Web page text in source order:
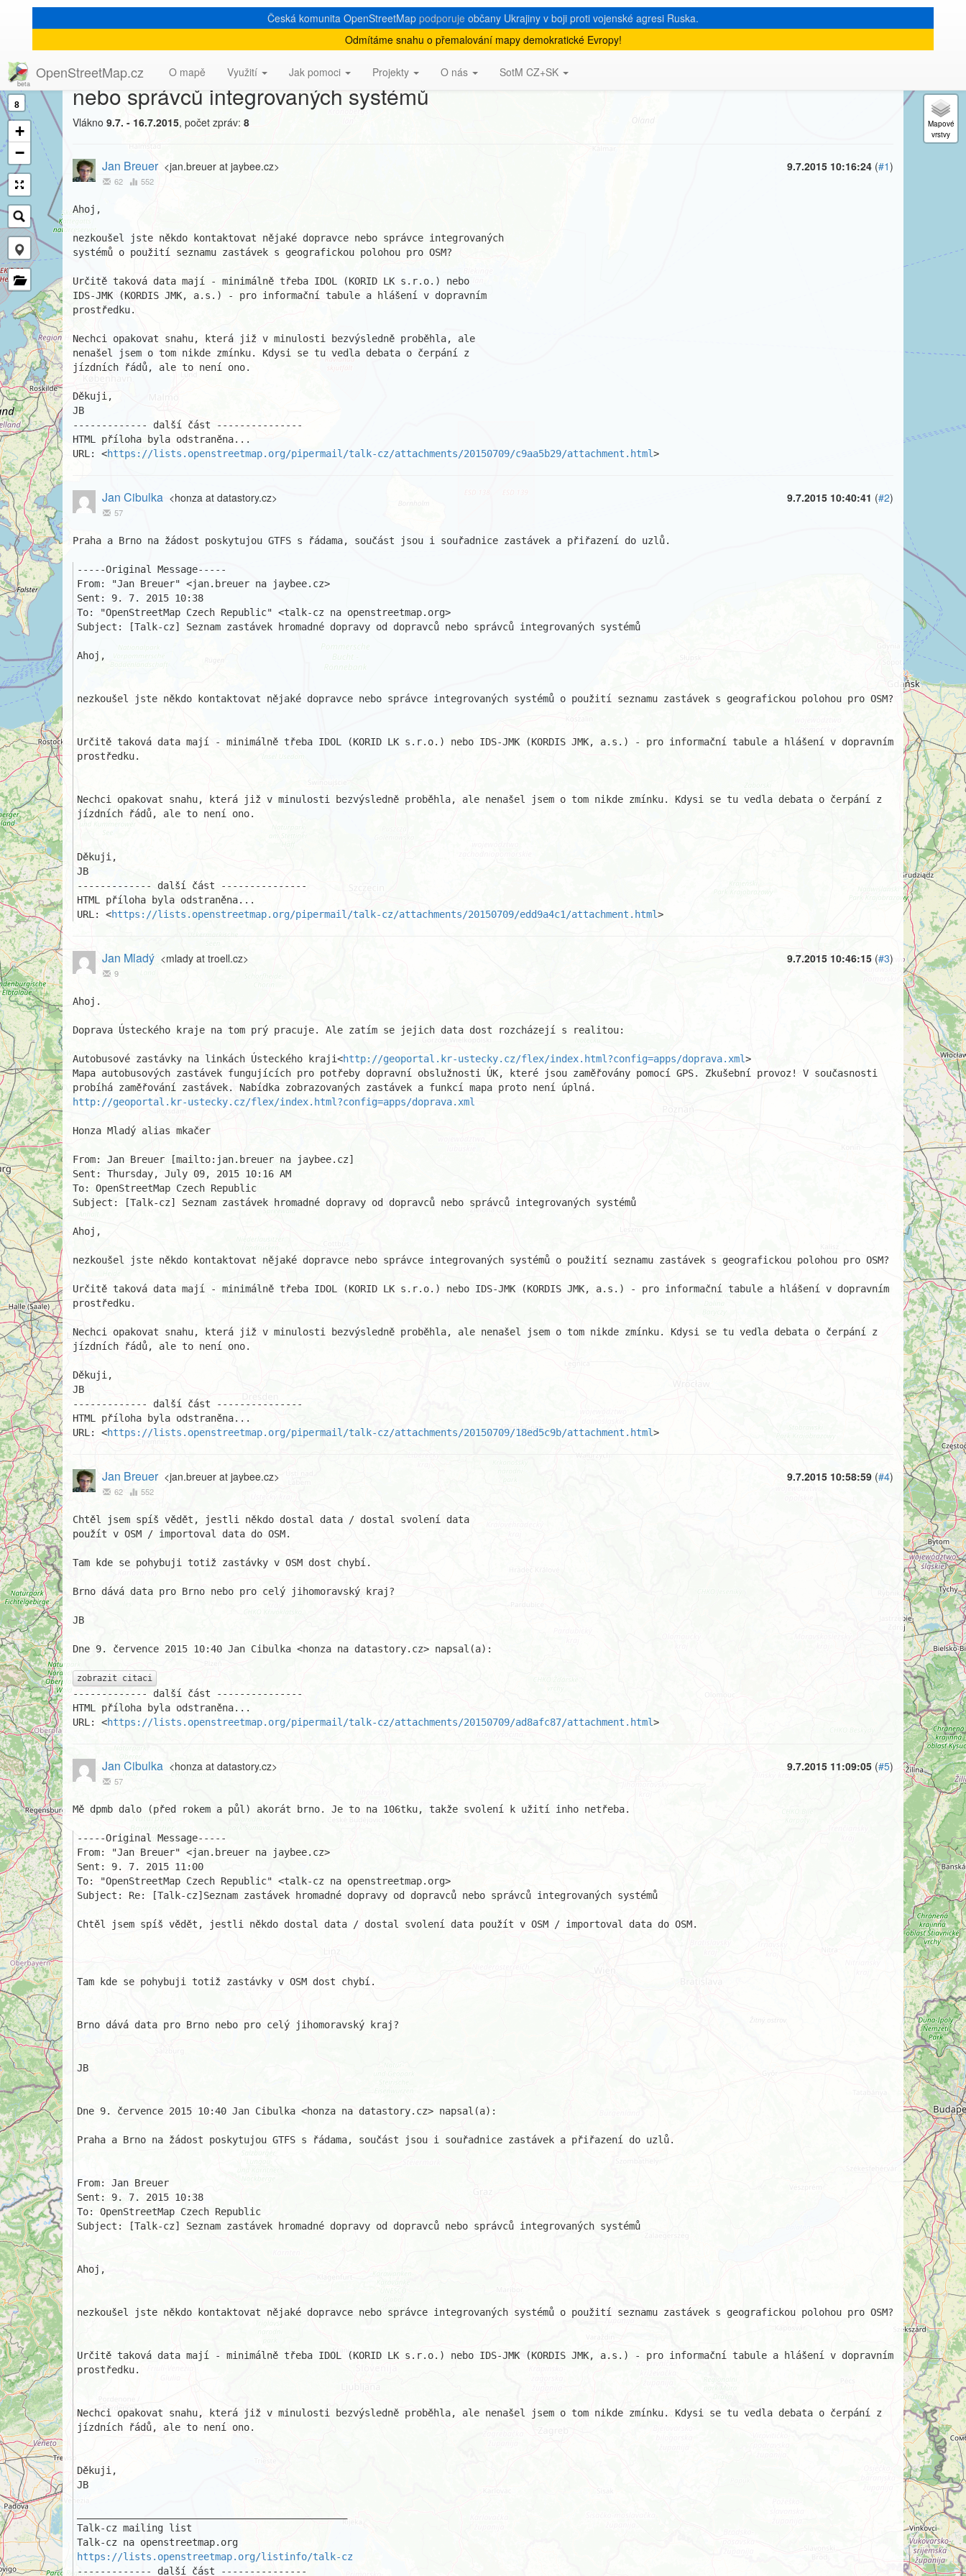
Česká komunita OpenStreetMap podporuje občany Ukrajiny v boji proti vojenské agresi Ruska.
Odmítáme snahu o přemalování mapy demokratické Evropy!
OpenStreetMap.cz O mapě Využití Jak pomoci Projekty O nás SotM CZ+SK
8
+
−
[Talk-cz] Seznam zastávek hromadné dopravy od dopravců
nebo správců integrovaných systémů
Vlákno 9.7. - 16.7.2015, počet zpráv: 8
9.7.2015 10:16:24 (#1)
Jan Breuer <jan.breuer at jaybee.cz>
62 552
Ahoj,
nezkoušel jste někdo kontaktovat nějaké dopravce nebo správce integrovaných
systémů o použití seznamu zastávek s geografickou polohou pro OSM?
Určitě taková data mají - minimálně třeba IDOL (KORID LK s.r.o.) nebo
IDS-JMK (KORDIS JMK, a.s.) - pro informační tabule a hlášení v dopravním
prostředku.
Nechci opakovat snahu, která již v minulosti bezvýsledně proběhla, ale
nenašel jsem o tom nikde zmínku. Kdysi se tu vedla debata o čerpání z
jízdních řádů, ale to není ono.
Děkuji,
JB
------------- další část ---------------
HTML příloha byla odstraněna...
URL: <https://lists.openstreetmap.org/pipermail/talk-cz/attachments/20150709/c9aa5b29/attachment.html>
9.7.2015 10:40:41 (#2)
Jan Cibulka <honza at datastory.cz>
57
Praha a Brno na žádost poskytujou GTFS s řádama, součást jsou i souřadnice zastávek a přiřazení do uzlů.
-----Original Message-----
From: "Jan Breuer" <jan.breuer na jaybee.cz>
Sent: ‎9. ‎7. ‎2015 10:38
To: "OpenStreetMap Czech Republic" <talk-cz na openstreetmap.org>
Subject: [Talk-cz] Seznam zastávek hromadné dopravy od dopravců nebo správců integrovaných systémů
Ahoj,
nezkoušel jste někdo kontaktovat nějaké dopravce nebo správce integrovaných systémů o použití seznamu zastávek s geografickou polohou pro OSM?
Určitě taková data mají - minimálně třeba IDOL (KORID LK s.r.o.) nebo IDS-JMK (KORDIS JMK, a.s.) - pro informační tabule a hlášení v dopravním
prostředku.
Nechci opakovat snahu, která již v minulosti bezvýsledně proběhla, ale nenašel jsem o tom nikde zmínku. Kdysi se tu vedla debata o čerpání z
jízdních řádů, ale to není ono.
Děkuji,
JB
------------- další část ---------------
HTML příloha byla odstraněna...
URL: <https://lists.openstreetmap.org/pipermail/talk-cz/attachments/20150709/edd9a4c1/attachment.html>
9.7.2015 10:46:15 (#3)
Jan Mladý <mlady at troell.cz>
9
Ahoj.
Doprava Ústeckého kraje na tom prý pracuje. Ale zatím se jejich data dost rozcházejí s realitou:
Autobusové zastávky na linkách Ústeckého kraji<http://geoportal.kr-ustecky.cz/flex/index.html?config=apps/doprava.xml>
Mapa autobusových zastávek fungujících pro potřeby dopravní obslužnosti ÚK, které jsou zaměřovány pomocí GPS. Zkušební provoz! V současnosti
http://geoportal.kr-ustecky.cz/flex/index.html?config=apps/doprava.xml
Honza Mladý alias mkačer
From: Jan Breuer [mailto:jan.breuer na jaybee.cz]
Sent: Thursday, July 09, 2015 10:16 AM
To: OpenStreetMap Czech Republic
Subject: [Talk-cz] Seznam zastávek hromadné dopravy od dopravců nebo správců integrovaných systémů
Ahoj,
nezkoušel jste někdo kontaktovat nějaké dopravce nebo správce integrovaných systémů o použití seznamu zastávek s geografickou polohou pro OSM?
Určitě taková data mají - minimálně třeba IDOL (KORID LK s.r.o.) nebo IDS-JMK (KORDIS JMK, a.s.) - pro informační tabule a hlášení v dopravním
prostředku.
Nechci opakovat snahu, která již v minulosti bezvýsledně proběhla, ale nenašel jsem o tom nikde zmínku. Kdysi se tu vedla debata o čerpání z
jízdních řádů, ale to není ono.
Děkuji,
JB
------------- další část ---------------
HTML příloha byla odstraněna...
URL: <https://lists.openstreetmap.org/pipermail/talk-cz/attachments/20150709/18ed5c9b/attachment.html>
9.7.2015 10:58:59 (#4)
Jan Breuer <jan.breuer at jaybee.cz>
62 552
Chtěl jsem spíš vědět, jestli někdo dostal data / dostal svolení data
použít v OSM / importoval data do OSM.
Tam kde se pohybuji totiž zastávky v OSM dost chybí.
Brno dává data pro Brno nebo pro celý jihomoravský kraj?
JB
Dne 9. července 2015 10:40 Jan Cibulka <honza na datastory.cz> napsal(a):
zobrazit citaci
------------- další část ---------------
HTML příloha byla odstraněna...
URL: <https://lists.openstreetmap.org/pipermail/talk-cz/attachments/20150709/ad8afc87/attachment.html>
9.7.2015 11:09:05 (#5)
Jan Cibulka <honza at datastory.cz>
57
Mě dpmb dalo (před rokem a půl) akorát brno. Je to na 106tku, takže svolení k užití inho netřeba.
-----Original Message-----
From: "Jan Breuer" <jan.breuer na jaybee.cz>
Sent: ‎9. ‎7. ‎2015 11:00
To: "OpenStreetMap Czech Republic" <talk-cz na openstreetmap.org>
Subject: Re: [Talk-cz]Seznam zastávek hromadné dopravy od dopravců nebo správců integrovaných systémů
Chtěl jsem spíš vědět, jestli někdo dostal data / dostal svolení data použít v OSM / importoval data do OSM.
Tam kde se pohybuji totiž zastávky v OSM dost chybí.
Brno dává data pro Brno nebo pro celý jihomoravský kraj?
JB
Dne 9. července 2015 10:40 Jan Cibulka <honza na datastory.cz> napsal(a):
Praha a Brno na žádost poskytujou GTFS s řádama, součást jsou i souřadnice zastávek a přiřazení do uzlů.
From: Jan Breuer
Sent: ‎9. ‎7. ‎2015 10:38
To: OpenStreetMap Czech Republic
Subject: [Talk-cz] Seznam zastávek hromadné dopravy od dopravců nebo správců integrovaných systémů
Ahoj,
nezkoušel jste někdo kontaktovat nějaké dopravce nebo správce integrovaných systémů o použití seznamu zastávek s geografickou polohou pro OSM?
Určitě taková data mají - minimálně třeba IDOL (KORID LK s.r.o.) nebo IDS-JMK (KORDIS JMK, a.s.) - pro informační tabule a hlášení v dopravním
prostředku.
Nechci opakovat snahu, která již v minulosti bezvýsledně proběhla, ale nenašel jsem o tom nikde zmínku. Kdysi se tu vedla debata o čerpání z
jízdních řádů, ale to není ono.
Děkuji,
JB
Talk-cz mailing list
https://lists.openstreetmap.org/listinfo/talk-cz
------------- další část ---------------